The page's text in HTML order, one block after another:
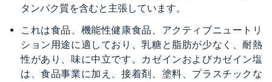
タンパク質を含むと主張しています。
これは食品、機能性健康食品、アクティブニュートリ
ション用途に適しており、乳糖と脂肪が少なく、耐熱
性があり、味に中立です。カゼインおよびカゼイン塩
は、食品事業に加え、接着剤、塗料、プラスチックな